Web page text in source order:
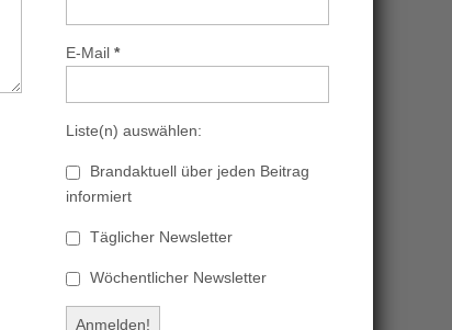
E-Mail *
Liste(n) auswählen:
Brandaktuell über jeden Beitrag
informiert
Täglicher Newsletter
Wöchentlicher Newsletter